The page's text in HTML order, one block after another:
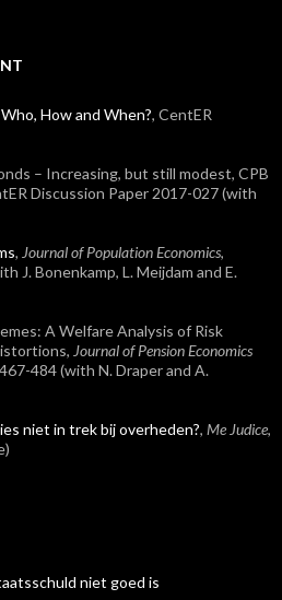
How and When?, CentER
– Increasing, but still modest, CPB
Discussion Paper 2017-027 (with
, Journal of Population Economics,
J. Bonenkamp, L. Meijdam and E.
A Welfare Analysis of Risk
Journal of Pension Economics
484 (with N. Draper and A.
niet in trek bij overheden?, Me Judice,
niet goed is